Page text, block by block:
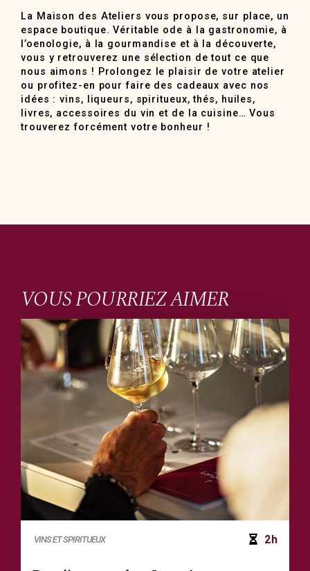
La Maison des Ateliers vous propose, sur place, un
espace boutique. Véritable ode à la gastronomie, à
l’oenologie, à la gourmandise et à la découverte,
vous y retrouverez une sélection de tout ce que
nous aimons ! Prolongez le plaisir de votre atelier
ou profitez-en pour faire des cadeaux avec nos
idées : vins, liqueurs, spiritueux, thés, huiles,
livres, accessoires du vin et de la cuisine… Vous
trouverez forcément votre bonheur !
VOUS POURRIEZ AIMER
VINS ET SPIRITUEUX 2h